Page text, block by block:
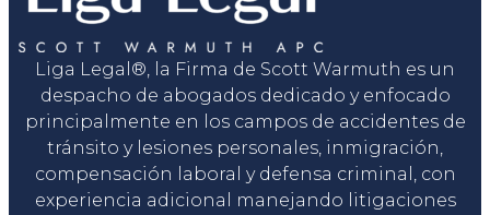
Liga Legal®, la Firma de Scott Warmuth es un
despacho de abogados dedicado y enfocado
principalmente en los campos de accidentes de
tránsito y lesiones personales, inmigración,
compensación laboral y defensa criminal, con
experiencia adicional manejando litigaciones